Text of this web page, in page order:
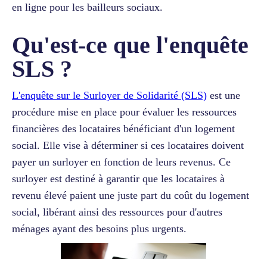
en ligne pour les bailleurs sociaux.
Qu'est-ce que l'enquête
SLS ?
L'enquête sur le Surloyer de Solidarité (SLS) est une
procédure mise en place pour évaluer les ressources
financières des locataires bénéficiant d'un logement
social. Elle vise à déterminer si ces locataires doivent
payer un surloyer en fonction de leurs revenus. Ce
surloyer est destiné à garantir que les locataires à
revenu élevé paient une juste part du coût du logement
social, libérant ainsi des ressources pour d'autres
ménages ayant des besoins plus urgents.